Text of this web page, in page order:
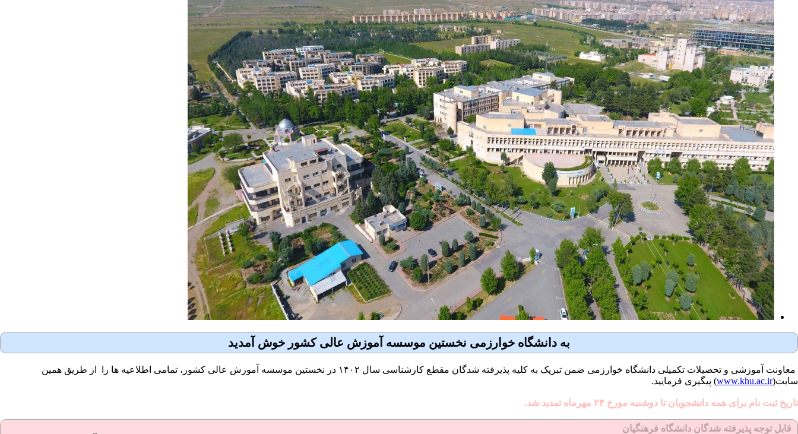
به دانشگاه خوارزمی نخستین موسسه آموزش عالی کشور خوش آمدید
معاونت آموزشی و تحصیلات تکمیلی دانشگاه خوارزمی ضمن تبریک به کلیه پذیرفته شدگان مقطع کارشناسی سال ۱۴۰۲ در نخستین موسسه آموزش عالی کشور، تمامی اطلاعیه ها را از طریق همین
سایت(www.khu.ac.ir) پیگیری فرمایید.
تاریخ ثبت نام برای همه دانشجویان تا دوشنبه مورخ ۲۴ مهرماه تمدید شد.
قابل توجه پذیرفته شدگان دانشگاه فرهنگیان